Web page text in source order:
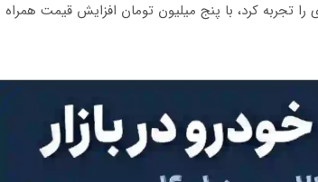
تجربه کرد، با پنج میلیون تومان افزایش قیمت همراه